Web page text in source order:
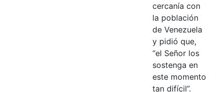
cercanía con
la población
de Venezuela
y pidió que,
“el Señor los
sostenga en
este momento
tan difícil”.